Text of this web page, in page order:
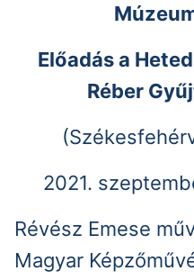
Előadás a
Réber
2021.
Révész Emese
Magyar